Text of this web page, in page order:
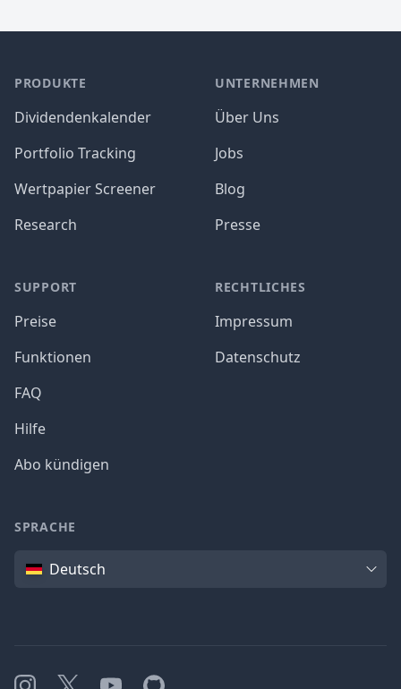
PRODUKTE
Dividendenkalender
Portfolio Tracking
Wertpapier Screener
Research
SUPPORT
Preise
Funktionen
FAQ
Hilfe
Abo kündigen
UNTERNEHMEN
Über Uns
Jobs
Blog
Presse
RECHTLICHES
Impressum
Datenschutz
SPRACHE
SpracheDeutsch
Instagram
X YouTubeGitHub